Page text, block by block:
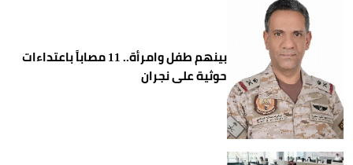
بينهم طفل وامرأة.. 11 مصاباً باعتداءات
حوثية على نجران